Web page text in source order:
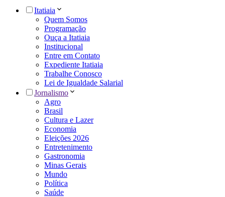
Itatiaia
Quem Somos
Programação
Ouça a Itatiaia
Institucional
Entre em Contato
Expediente Itatiaia
Trabalhe Conosco
Lei de Igualdade Salarial
Jornalismo
Agro
Brasil
Cultura e Lazer
Economia
Eleições 2026
Entretenimento
Gastronomia
Minas Gerais
Mundo
Política
Saúde